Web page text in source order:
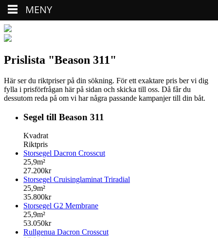
Prislista "Beason 311"
Här ser du riktpriser på din sökning. För ett exaktare pris ber vi dig
fylla i prisförfrågan här på sidan och skicka till oss. Då får du
dessutom reda på om vi har några passande kampanjer till din båt.
Segel till Beason 311
Kvadrat
Riktpris
Storsegel Dacron Crosscut
25,9m²
27.200kr
Storsegel Cruisinglaminat Triradial
25,9m²
35.800kr
Storsegel G2 Membrane
25,9m²
53.050kr
Rullgenua Dacron Crosscut
MENY